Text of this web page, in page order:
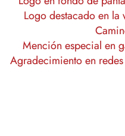
Logo destacado en
Mención especial en
Agradecimiento en